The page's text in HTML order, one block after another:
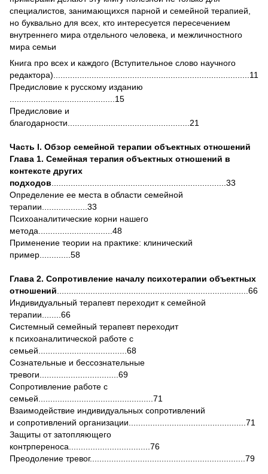
специалистов, занимающихся парной и семейной терапией,
но буквально для всех, кто интересуется пересечением
внутреннего мира отдельного человека, и межличностного
мира семьи
Книга про всех и каждого (Вступительное слово научного
редактора)..................................................................................11
Предисловие к русскому изданию
............................................15
Предисловие и
благодарности...................................................21
Часть l. Обзор семейной терапии объектных отношений
Глава 1. Семейная терапия объектных отношений в
контексте других
подходов .........................................................................33
Определение ее места в области семейной
терапии...................33
Психоаналитические корни нашего
метода...............................48
Применение теории на практике: клинический
пример.............58
Глава 2. Сопротивление началу психотерапии объектных
отношений ................................................................................66
Индивидуальный терапевт переходит к семейной
терапии........66
Системный семейный терапевт переходит
к психоаналитической работе с
семьей.....................................68
Сознательные и бессознательные
тревоги.................................69
Сопротивление работе с
семьей................................................71
Взаимодействие индивидуальных сопротивлений
и сопротивлений организации.................................................71
Защиты от затопляющего
контрпереноса..................................76
Преодоление тревог.................................................................79